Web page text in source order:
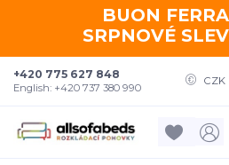
BUON
SRPNOVÉ
CZK
+420 775 627 848
English: +420 737 380 990